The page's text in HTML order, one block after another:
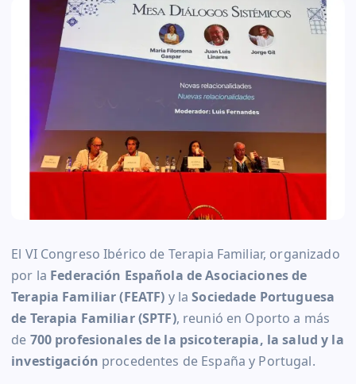
El VI Congreso Ibérico de Terapia Familiar, organizado
por la Federación Española de Asociaciones de
Terapia Familiar (FEATF) y laSociedade Portuguesa
de Terapia Familiar (SPTF), reunió en Oporto a más
de 700 profesionales de la psicoterapia, la salud y la
investigación procedentes de España y Portugal.